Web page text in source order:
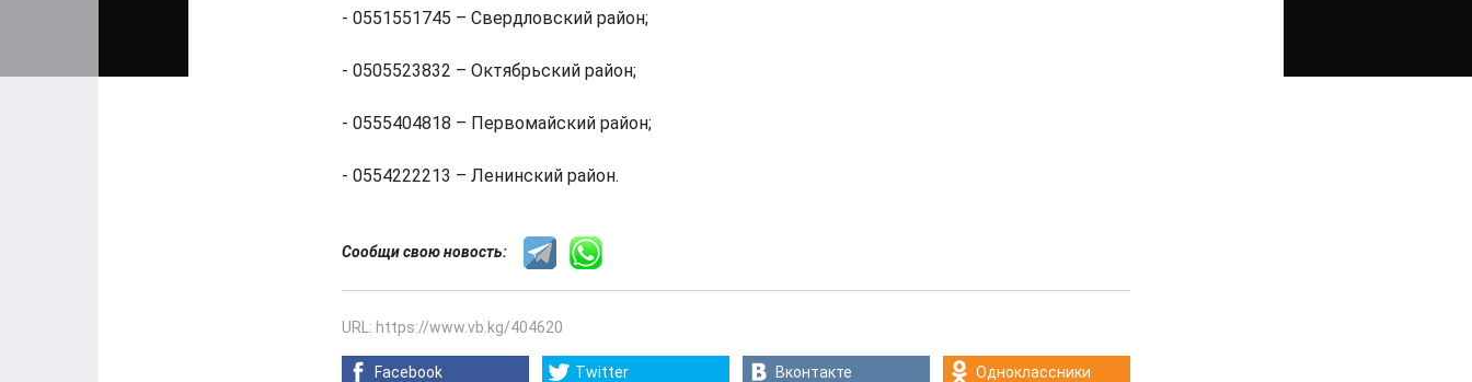
- 0551551745 – Свердловский район;
- 0505523832 – Октябрьский район;
- 0555404818 – Первомайский район;
- 0554222213 – Ленинский район.
Сообщи свою новость:
URL: https://www.vb.kg/404620
Facebook Twitter Вконтакте Одноклассники